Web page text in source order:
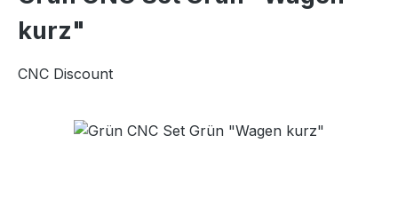
kurz"
CNC Discount
Bildergalerie überspringen